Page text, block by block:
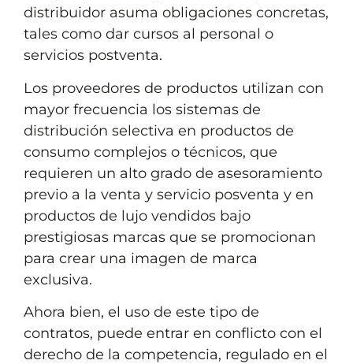
distribuidor asuma obligaciones concretas,
tales como dar cursos al personal o
servicios postventa.
Los proveedores de productos utilizan con
mayor frecuencia los sistemas de
distribución selectiva en productos de
consumo complejos o técnicos, que
requieren un alto grado de asesoramiento
previo a la venta y servicio posventa y en
productos de lujo vendidos bajo
prestigiosas marcas que se promocionan
para crear una imagen de marca
exclusiva.
Ahora bien, el uso de este tipo de
contratos, puede entrar en conflicto con el
derecho de la competencia, regulado en el